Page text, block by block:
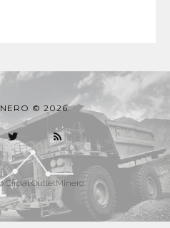
© 2026.
Oficial OutletMinero